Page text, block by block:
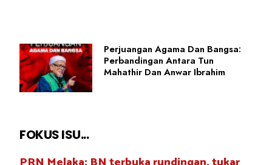
Perjuangan Agama Dan Bangsa:
Perbandingan Antara Tun
Mahathir Dan Anwar Ibrahim
FOKUS ISU...